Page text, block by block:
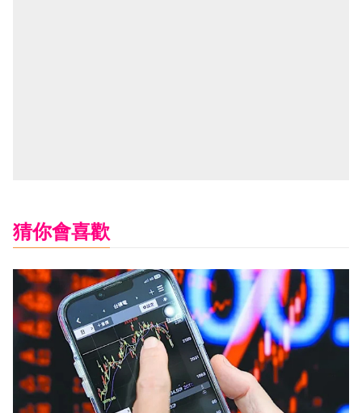
猜你會喜歡